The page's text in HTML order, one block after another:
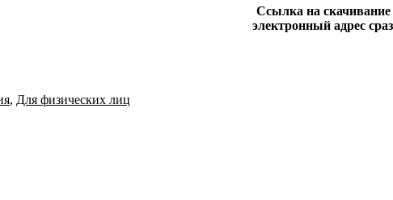
Ссылка на
электронный адрес
, Для физических лиц